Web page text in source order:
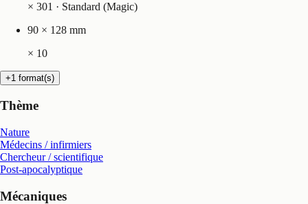
× 301 · Standard (Magic)
90 × 128 mm
× 10
+1 format(s)
Thème
Nature
Médecins / infirmiers
Chercheur / scientifique
Post-apocalyptique
Mécaniques